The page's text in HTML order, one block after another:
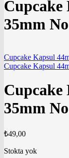
Cupcake
35mm
Cupcake Kapsul
Cupcake Kapsul
Cupcake
35mm
₺49,00
Stokta yok